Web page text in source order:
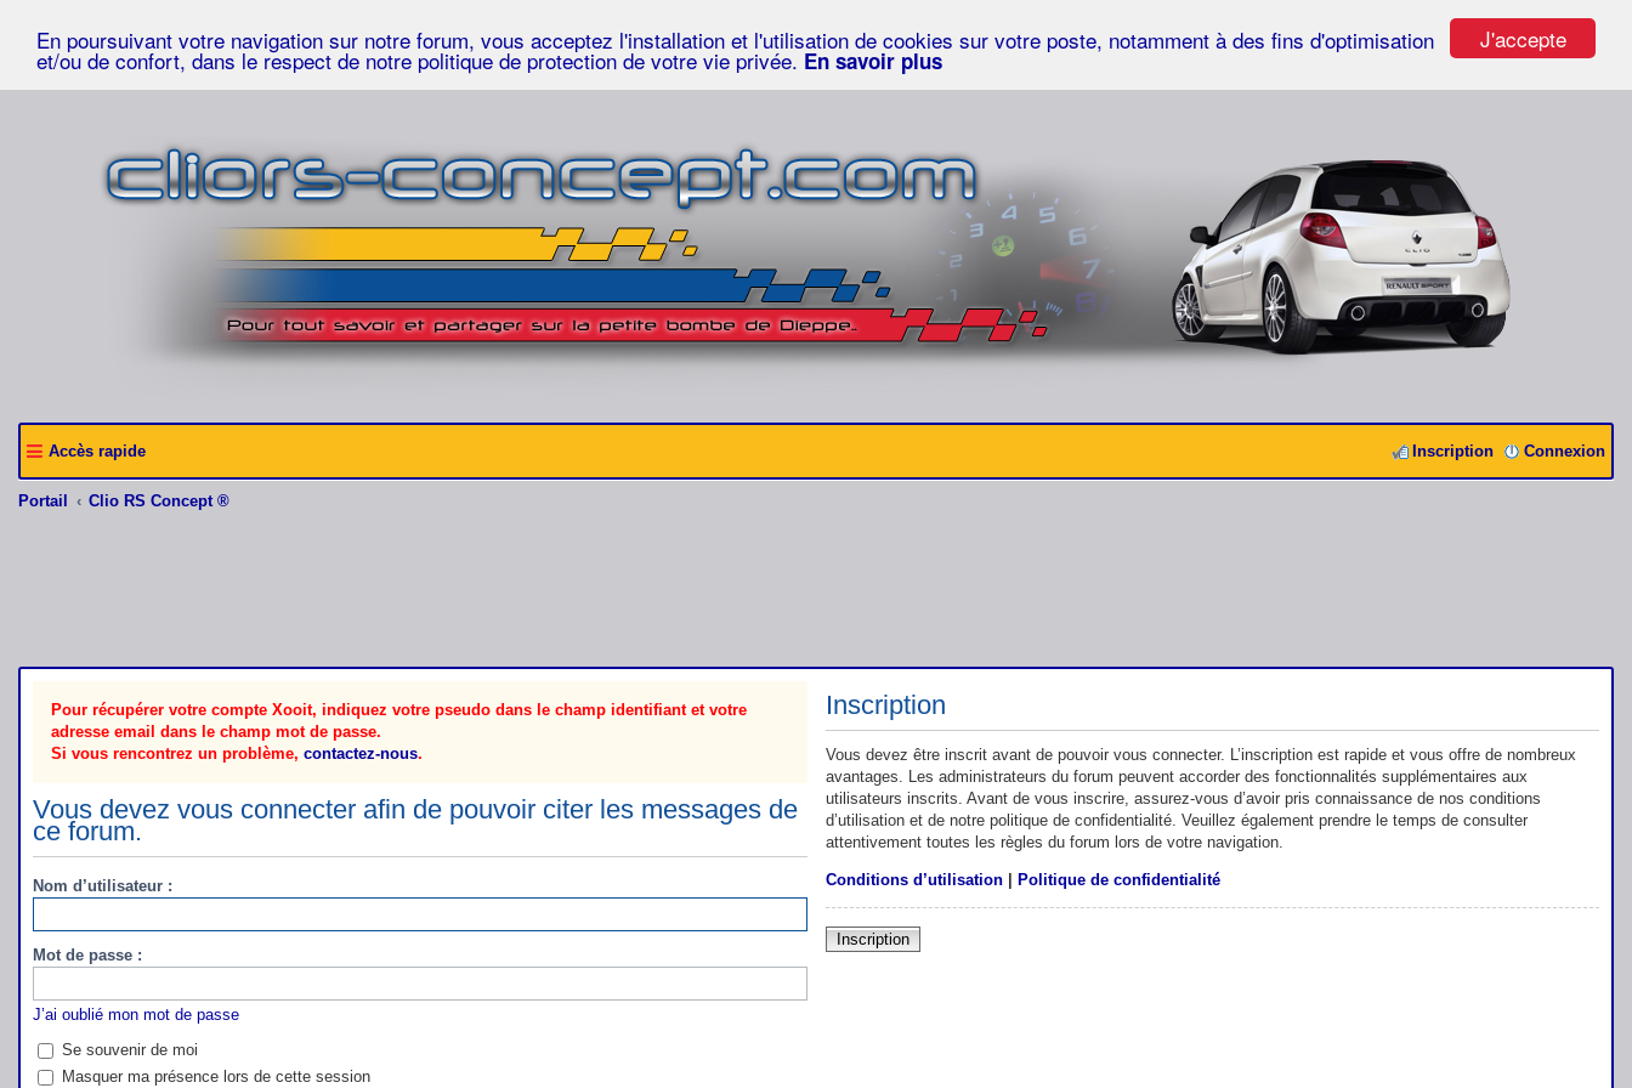
J'accepte
En poursuivant votre navigation sur notre forum, vous acceptez l'installation et l'utilisation de cookies sur votre poste, notamment à des fins d'optimisation
et/ou de confort, dans le respect de notre politique de protection de votre vie privée. En savoir plus
Accès rapide Connexion
Inscription
Portail Clio RS Concept ®
Pour récupérer votre compte Xooit, indiquez votre pseudo dans le champ identifiant et votre
adresse email dans le champ mot de passe.
Si vous rencontrez un problème, contactez-nous.
Vous devez vous connecter afin de pouvoir citer les messages de
ce forum.
Nom d’utilisateur :
Mot de passe :
J’ai oublié mon mot de passe
Se souvenir de moi
Masquer ma présence lors de cette session
Inscription
Vous devez être inscrit avant de pouvoir vous connecter. L’inscription est rapide et vous offre de nombreux
avantages. Les administrateurs du forum peuvent accorder des fonctionnalités supplémentaires aux
utilisateurs inscrits. Avant de vous inscrire, assurez-vous d’avoir pris connaissance de nos conditions
d’utilisation et de notre politique de confidentialité. Veuillez également prendre le temps de consulter
attentivement toutes les règles du forum lors de votre navigation.
Conditions d’utilisation| Politique de confidentialité
Inscription